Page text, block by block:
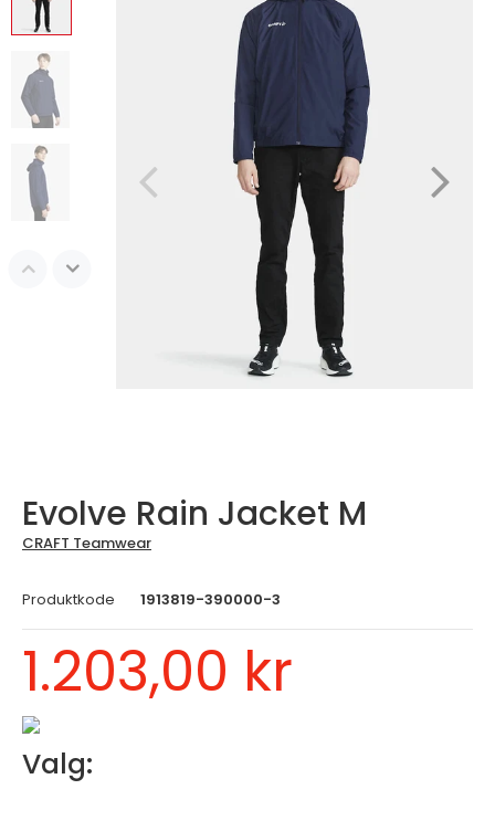
M / Male / Black
L / Male / Black
XL / Male / Black
XXL / Male / Black
3XL / Male / Black
Evolve Rain Jacket M
CRAFT Teamwear
Produktkode 1913819-390000-3
1.203,00 kr
Valg: